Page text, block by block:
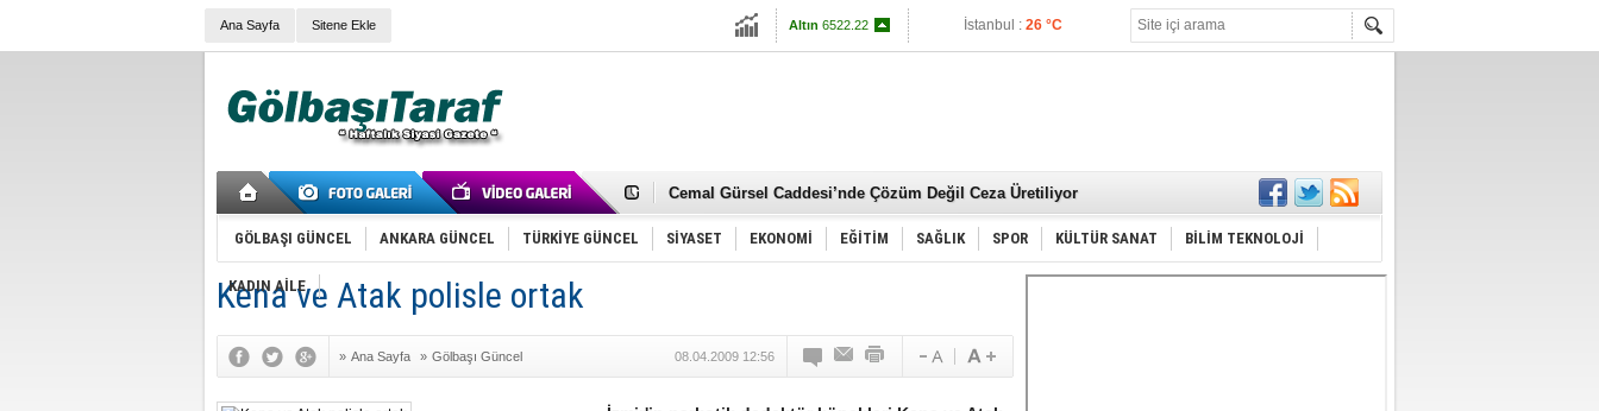
Ana Sayfa Sitene Ekle
Altın 6522.22 İstanbul : 26 °C
Cemal Gürsel Caddesi’nde Çözüm Değil Ceza Üretiliyor
Samet Keskin’den Annesi Gülsen Keskin İçin Lokma Hayrı
FAİZ ORANI YÜZDE 25’TEN YÜZDE 20’YE ÇEKİLDİ.
OLİMPİK HOKEY SAHASI GÖLBAŞI’nda
Mikail Arıkan’a Yeni Görev
RECEP TAYYİP ERDOĞAN 15 TEMMUZ’da GÖLBAŞI’nda
Gölbaşı Belediyesi’nde Gece Nöbeti Mi Var?
GÖLBAŞI GÜNCEL ANKARA GÜNCEL TÜRKİYE GÜNCEL SİYASET EKONOMİ EĞİTİM SAĞLIK SPOR KÜLTÜR SANAT BİLİM TEKNOLOJİ
KADIN AİLE
Kena ve Atak polisle ortak
» Ana Sayfa » Gölbaşı Güncel 08.04.2009 12:56